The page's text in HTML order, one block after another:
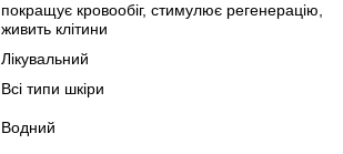
покращує кровообіг, стимулює регенерацію,
живить клітини
Лікувальний
Всі типи шкіри
Водний